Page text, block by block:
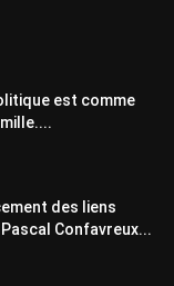
est comme
des liens
Confavreux...